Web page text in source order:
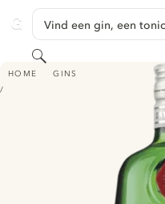
GINVENTORY
Vind een gin, een tonic, …
Zoeken
HOME GINS
TANQUERAY DRY GIN